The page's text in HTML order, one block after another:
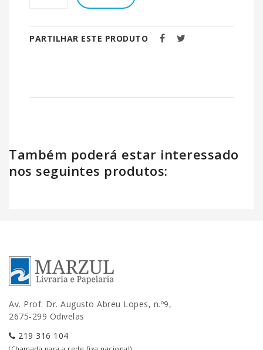
PARTILHAR ESTE PRODUTO
Também poderá estar interessado
nos seguintes produtos:
Av. Prof. Dr. Augusto Abreu Lopes, n.º9,
2675-299 Odivelas
219 316 104